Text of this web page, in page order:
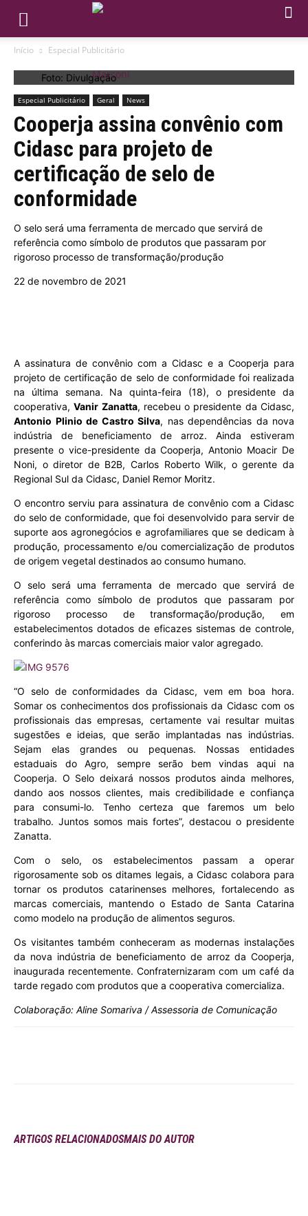
Início Especial Publicitário
Foto: Divulgação
Especial Publicitário Geral News
Cooperja assina convênio com
Cidasc para projeto de
certificação de selo de
conformidade
O selo será uma ferramenta de mercado que servirá de
referência como símbolo de produtos que passaram por
rigoroso processo de transformação/produção
22 de novembro de 2021
A assinatura de convênio com a Cidasc e a Cooperja para
projeto de certificação de selo de conformidade foi realizada
na última semana. Na quinta-feira (18), o presidente da
cooperativa,Vanir Zanatta, recebeu o presidente da Cidasc,
Antonio Plinio de Castro Silva, nas dependências da nova
indústria de beneficiamento de arroz. Ainda estiveram
presente o vice-presidente da Cooperja, Antonio Moacir De
Noni, o diretor de B2B, Carlos Roberto Wilk, o gerente da
Regional Sul da Cidasc, Daniel Remor Moritz.
O encontro serviu para assinatura de convênio com a Cidasc
do selo de conformidade, que foi desenvolvido para servir de
suporte aos agronegócios e agrofamiliares que se dedicam à
produção, processamento e/ou comercialização de produtos
de origem vegetal destinados ao consumo humano.
O selo será uma ferramenta de mercado que servirá de
referência como símbolo de produtos que passaram por
rigoroso processo de transformação/produção, em
estabelecimentos dotados de eficazes sistemas de controle,
conferindo às marcas comerciais maior valor agregado.
“O selo de conformidades da Cidasc, vem em boa hora.
Somar os conhecimentos dos profissionais da Cidasc com os
profissionais das empresas, certamente vai resultar muitas
sugestões e ideias, que serão implantadas nas indústrias.
Sejam elas grandes ou pequenas. Nossas entidades
estaduais do Agro, sempre serão bem vindas aqui na
Cooperja. O Selo deixará nossos produtos ainda melhores,
dando aos nossos clientes, mais credibilidade e confiança
para consumi-lo. Tenho certeza que faremos um belo
trabalho. Juntos somos mais fortes”, destacou o presidente
Zanatta.
Com o selo, os estabelecimentos passam a operar
rigorosamente sob os ditames legais, a Cidasc colabora para
tornar os produtos catarinenses melhores, fortalecendo as
marcas comerciais, mantendo o Estado de Santa Catarina
como modelo na produção de alimentos seguros.
Os visitantes também conheceram as modernas instalações
da nova indústria de beneficiamento de arroz da Cooperja,
inaugurada recentemente. Confraternizaram com um café da
tarde regado com produtos que a cooperativa comercializa.
Colaboração: Aline Somariva / Assessoria de Comunicação
ARTIGOS RELACIONADOSMAIS DO AUTOR